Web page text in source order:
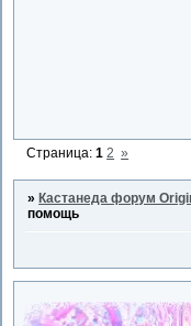
Страница:1 2 »
» Кастанеда форум
помощь